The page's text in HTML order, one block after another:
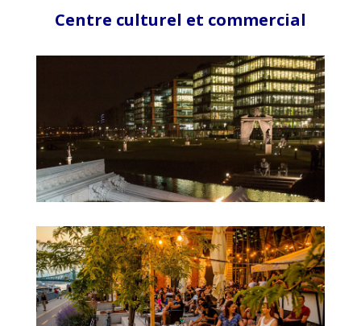
Centre culturel et commercial